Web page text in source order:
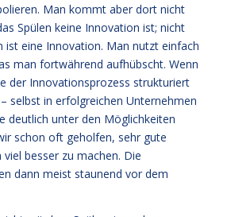
Man kommt aber dort nicht
Spülen keine Innovation ist; nicht
ist eine Innovation. Man nutzt einfach
man fortwährend aufhübscht. Wenn
der Innovationsprozess strukturiert
selbst in erfolgreichen Unternehmen
deutlich unter den Möglichkeiten
schon oft geholfen, sehr gute
besser zu machen. Die
dann meist staunend vor dem